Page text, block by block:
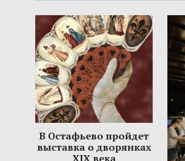
В Остафьево пройдет
выставка о дворянках